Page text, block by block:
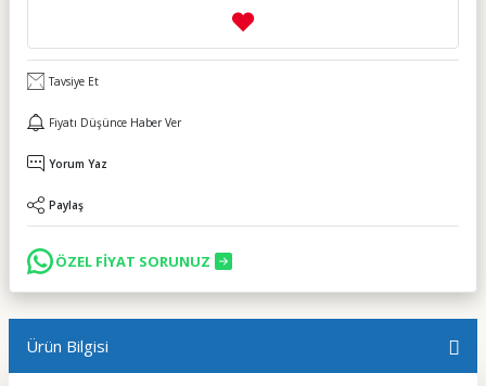
Tavsiye Et
Fiyatı Düşünce Haber Ver
Yorum Yaz
Paylaş
ÖZEL FİYAT SORUNUZ
Ürün Bilgisi